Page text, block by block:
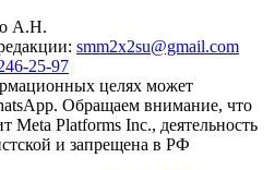
А.Н.
smm2x2su@gmail.com
25-97
целях может
Обращаем внимание, что
Meta Platforms Inc., деятельность
и запрещена в РФ